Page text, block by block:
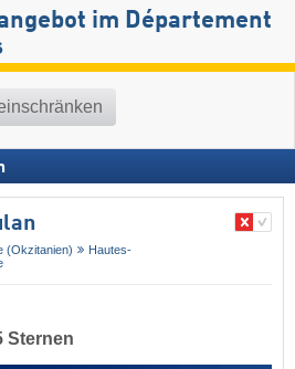
im Département
(Okzitanien)
Hautes-
Sternen